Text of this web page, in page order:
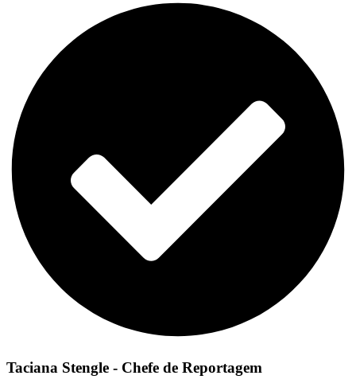
Taciana Stengle - Chefe de Reportagem